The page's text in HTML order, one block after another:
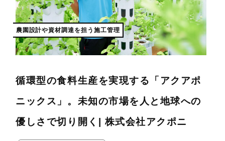
農園設計や資材調達を担う施工管理
循環型の食料生産を実現する「アクアポ
ニックス」。未知の市場を人と地球への
優しさで切り開く| 株式会社アクポニ